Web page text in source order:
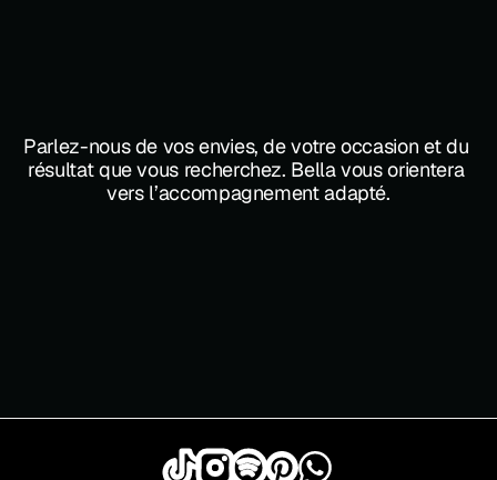
Parlez-nous de vos envies, de votre occasion et du
résultat que vous recherchez. Bella vous orientera
vers l’accompagnement adapté.